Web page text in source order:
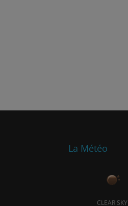
La Météo
CLEAR SKY